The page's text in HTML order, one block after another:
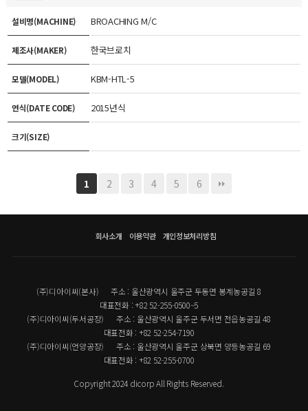
설비명(MACHINE) BROACHING M/C
제조사(MAKER) 한국브로치
모델(MODEL) KBM-HTL-5
연식(DATE CODE) 2015년식
크기(SIZE)
1 2 3 4 5 6
회사소개 이용약관 개인정보처리방침
(주)디아이씨(본사)
주소 : 울산광역시 울주군 두동면 봉계농공길 8
대표전화 : +82 52-255-0500~5
(주)디아이씨(두서공장)
주소 : 울산광역시 울주군 두서면 전읍농공길 48
대표전화 : +82 52-254-7190
(주)디아이씨(언양공장)
주소 : 울산광역시 울주군 상북면 양등농공길 69
대표전화 : +82 52-255-0700
Copyright 2024 dicorp All Rights Reserved.